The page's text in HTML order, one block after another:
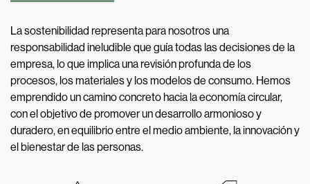
La sostenibilidad representa para nosotros una
responsabilidad ineludible que guía todas las decisiones de la
empresa, lo que implica una revisión profunda de los
procesos, los materiales y los modelos de consumo. Hemos
emprendido un camino concreto hacia la economía circular,
con el objetivo de promover un desarrollo armonioso y
duradero, en equilibrio entre el medio ambiente, la innovación y
el bienestar de las personas.